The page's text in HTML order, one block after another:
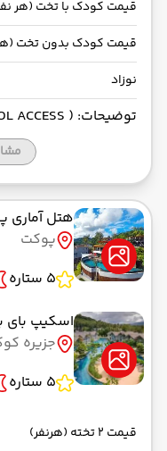
قیمت کودک با تخت (هر
قیمت کودک بدون تخت
نوزاد
توضیحات: ( 1BEDROOM VILLA POOL ACCESS )
هتل آماری
پوکت
5 ستاره
اسکیپ بای
جزیره
5 ستاره
قیمت 2 تخته (هرنفر)